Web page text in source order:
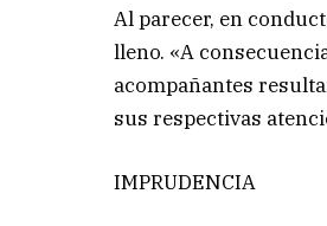
Al parecer, en
lleno. «A
acompañantes
sus respectivas
IMPRUDENCIA